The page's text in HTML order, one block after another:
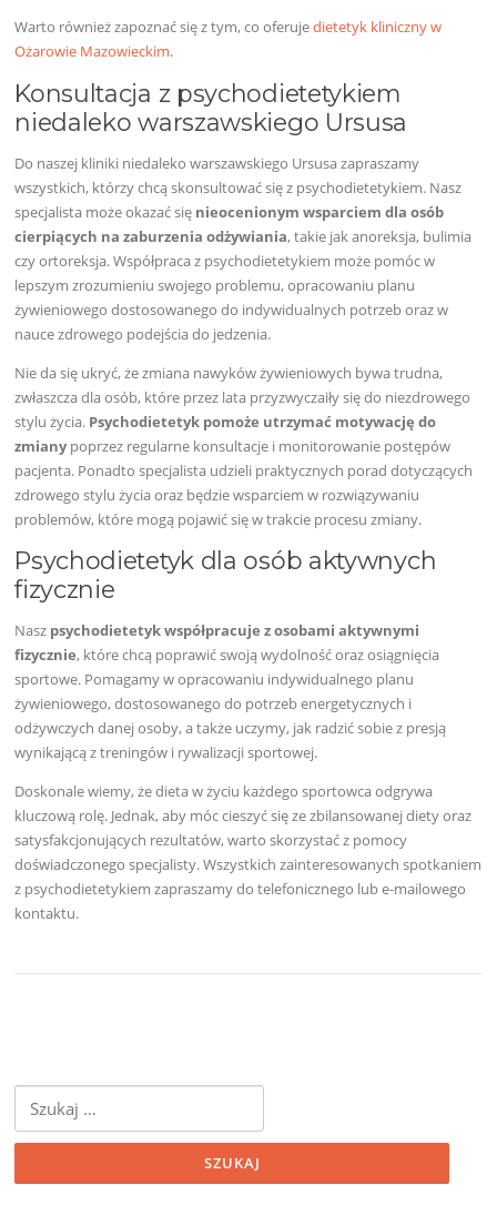
Warto również zapoznać się z tym, co oferujedietetyk kliniczny w
Ożarowie Mazowieckim.
Konsultacja z psychodietetykiem
niedaleko warszawskiego Ursusa
Do naszej kliniki niedaleko warszawskiego Ursusa zapraszamy
wszystkich, którzy chcą skonsultować się z psychodietetykiem. Nasz
specjalista może okazać się nieocenionym wsparciem dla osób
cierpiących na zaburzenia odżywiania, takie jak anoreksja, bulimia
czy ortoreksja. Współpraca z psychodietetykiem może pomóc w
lepszym zrozumieniu swojego problemu, opracowaniu planu
żywieniowego dostosowanego do indywidualnych potrzeb oraz w
nauce zdrowego podejścia do jedzenia.
Nie da się ukryć, że zmiana nawyków żywieniowych bywa trudna,
zwłaszcza dla osób, które przez lata przyzwyczaiły się do niezdrowego
stylu życia. Psychodietetyk pomoże utrzymać motywację do
zmianypoprzez regularne konsultacje i monitorowanie postępów
pacjenta. Ponadto specjalista udzieli praktycznych porad dotyczących
zdrowego stylu życia oraz będzie wsparciem w rozwiązywaniu
problemów, które mogą pojawić się w trakcie procesu zmiany.
Psychodietetyk dla osób aktywnych
fizycznie
Nasz psychodietetyk współpracuje z osobami aktywnymi
fizycznie, które chcą poprawić swoją wydolność oraz osiągnięcia
sportowe. Pomagamy w opracowaniu indywidualnego planu
żywieniowego, dostosowanego do potrzeb energetycznych i
odżywczych danej osoby, a także uczymy, jak radzić sobie z presją
wynikającą z treningów i rywalizacji sportowej.
Doskonale wiemy, że dieta w życiu każdego sportowca odgrywa
kluczową rolę. Jednak, aby móc cieszyć się ze zbilansowanej diety oraz
satysfakcjonujących rezultatów, warto skorzystać z pomocy
doświadczonego specjalisty. Wszystkich zainteresowanych spotkaniem
z psychodietetykiem zapraszamy do telefonicznego lub e-mailowego
kontaktu.